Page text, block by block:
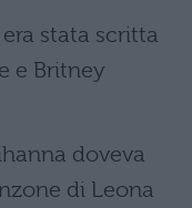
stata scritta
e Britney
doveva
di Leona